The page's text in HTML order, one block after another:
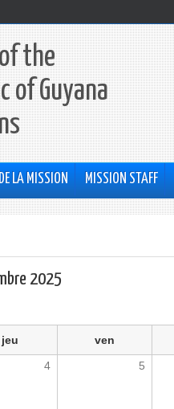
the
of Guyana
LA MISSION MISSION STAFF
2025
jeu ven
4 5